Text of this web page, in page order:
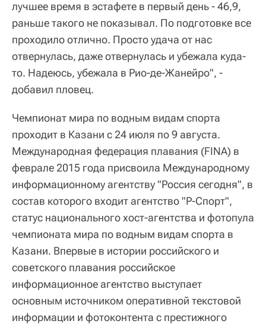
лучшее время в эстафете в первый день - 46,9,
раньше такого не показывал. По подготовке все
проходило отлично. Просто удача от нас
отвернулась, даже отвернулась и убежала куда-
то. Надеюсь, убежала в Рио-де-Жанейро", -
добавил пловец.
Чемпионат мира по водным видам спорта
проходит в Казани с 24 июля по 9 августа.
Международная федерация плавания (FINA) в
феврале 2015 года присвоила Международному
информационному агентству "Россия сегодня", в
состав которого входит агентство "Р-Спорт",
статус национального хост-агентства и фотопула
чемпионата мира по водным видам спорта в
Казани. Впервые в истории российского и
советского плавания российское
информационное агентство выступает
основным источником оперативной текстовой
информации и фотоконтента с престижного